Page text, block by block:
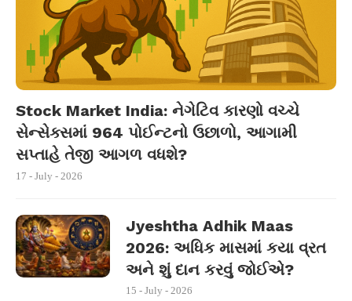
Stock Market India: નેગેટિવ કારણો વચ્ચે
સેન્સેક્સમાં 964 પોઈન્ટનો ઉછાળો, આગામી
સપ્તાહે તેજી આગળ વધશે?
17 - July - 2026
Jyeshtha Adhik Maas
2026: અધિક માસમાં કયા વ્રત
અને શું દાન કરવું જોઈએ?
15 - July - 2026